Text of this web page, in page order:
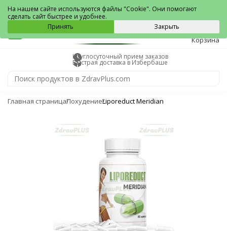
Избербаш
0
Корзина
Круглосуточный прием заказов
Быстрая доставка в Избербаше
Главная страницаПохудениеLiporeduct Meridian
На нашем сайте используются файлы "Cookie". Они помогают
сделать сайт быстрее и удобнее.
Принять
Закрыть